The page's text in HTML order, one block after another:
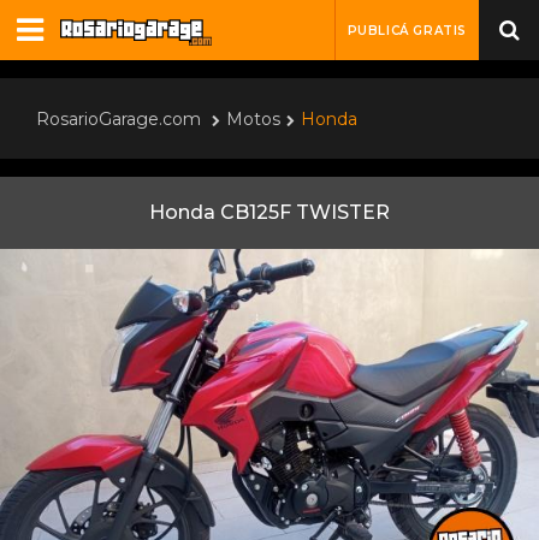
PUBLICÁ GRATIS
RosarioGarage.com Motos Honda
Honda CB125F TWISTER